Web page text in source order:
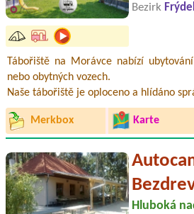
Bezirk
Tábořiště na Morávce nabízí
nebo obytných vozech.
Naše tábořiště je oploceno a hlídáno
Merkbox Karte
Hluboká